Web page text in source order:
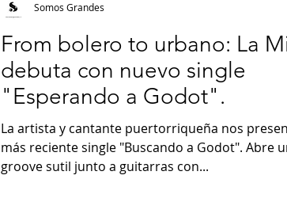
From bolero to urbano: La
debuta con nuevo single
"Esperando a Godot".
La artista y cantante puertorriqueña nos
más reciente single "Buscando a Godot". Abre
groove sutil junto a guitarras con...
Somos Grandes